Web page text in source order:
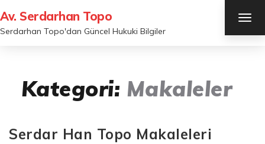
Av. Serdarhan Topo
Serdarhan Topo'dan Güncel Hukuki Bilgiler
Kategori: Makaleler
Serdar Han Topo Makaleleri